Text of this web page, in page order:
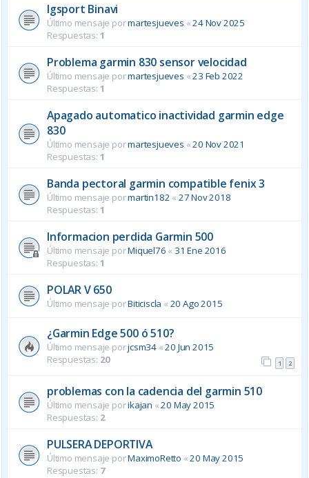
Igsport Binavi
Último mensaje pormartesjueves «24 Nov 2025
Respuestas: 1
Problema garmin 830 sensor velocidad
Último mensaje pormartesjueves «23 Feb 2022
Respuestas: 1
Apagado automatico inactividad garmin edge
830
Último mensaje pormartesjueves «20 Nov 2021
Respuestas: 1
Banda pectoral garmin compatible fenix 3
Último mensaje pormartin182 « 27 Nov 2018
Respuestas: 1
Informacion perdida Garmin 500
Último mensaje porMiquel76 « 31 Ene 2016
Respuestas: 1
POLAR V 650
Último mensaje porBiticiscla « 20 Ago 2015
¿Garmin Edge 500 ó 510?
Último mensaje porjcsm34 «20 Jun 2015
Respuestas: 20 1 2
problemas con la cadencia del garmin 510
Último mensaje porikajan «20 May 2015
Respuestas: 2
PULSERA DEPORTIVA
Último mensaje porMaximoRetto «20 May 2015
Respuestas: 7